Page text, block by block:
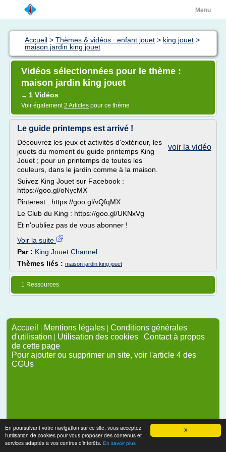
X
En poursuivant votre navigation sur ce site, vous acceptez
l'utilisation de cookies pour vous proposer des contenus et
services adaptés à vos centres d'intérêts. En savoir plus
Menu
Accueil > Thèmes & vidéos : enfant jouet > king jouet >
maison jardin king jouet
Vidéos sélectionnées pour le thème :
maison jardin king jouet
→ 1 Vidéos
Voir également2 Articles pour ce thème
Le guide printemps est arrivé !
voir la vidéo
Découvrez les jeux et activités d'extérieur, les
jouets du moment du guide printemps King
Jouet ; pour un printemps de toutes les
couleurs, dans le jardin comme à la maison.
Suivez King Jouet sur Facebook :
https://goo.gl/oNycMX
Pinterest : https://goo.gl/vQfqMX
Le Club du King : https://goo.gl/UKNxVg
Et n'oubliez pas de vous abonner !
Voir la suite
Par : King Jouet Channel
Thèmes liés : maison jardin king jouet
1 Ressources
Accueil | Mentions légales | Conditions générales
d'utilisation | Utilisation des cookies | Contact à propos
de cette page
Pour ajouter ou supprimer un site, voir l'article 4 des
CGUs